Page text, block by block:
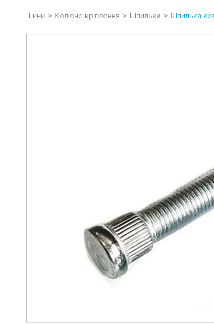
Шини > Колісне кріплення > Шпильки > Шпилька